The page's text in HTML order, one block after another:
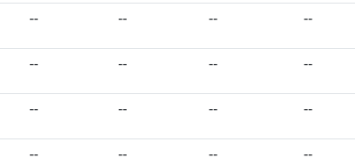
-- -- -- --
-- -- -- --
-- -- -- --
-- -- -- --